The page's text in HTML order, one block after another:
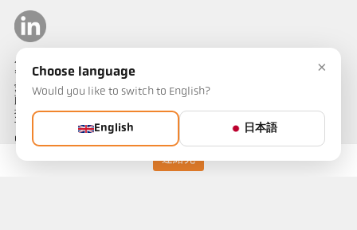
連絡先
ケラーパイロメータージャパン
〒487-0035
愛知県春日井市
藤山台1-4-1
担当：山田
Telephone: 090-1754-1909
e-mail: kellerjapan@outlook.jp
×
Choose language
Would you like to switch to English?
English 日本語